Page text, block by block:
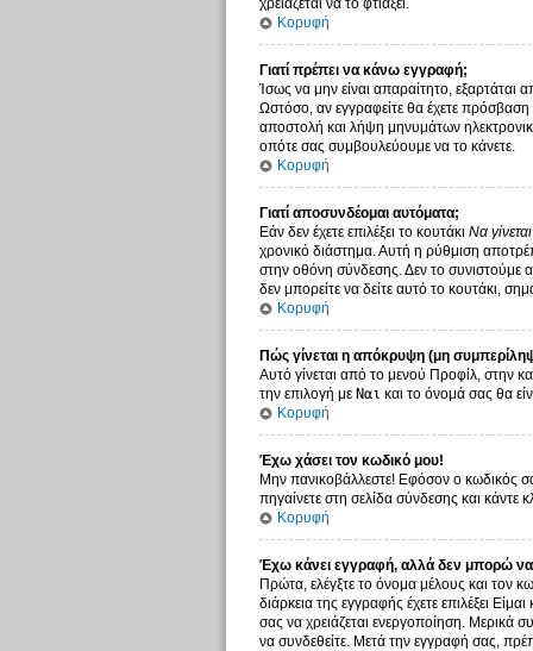
χρειάζεται να το φτιάξει.
Κορυφή
Γιατί πρέπει να κάνω εγγραφή;
Ίσως να μην είναι απαραίτητο, εξαρτάται
Ωστόσο, αν εγγραφείτε θα έχετε
αποστολή και λήψη μηνυμάτων
οπότε σας συμβουλεύουμε να το κάνετε.
Κορυφή
Γιατί αποσυνδέομαι αυτόματα;
Εάν δεν έχετε επιλέξει το κουτάκι Να
χρονικό διάστημα. Αυτή η ρύθμιση
στην οθόνη σύνδεσης. Δεν το συνιστούμε
δεν μπορείτε να δείτε αυτό το κουτάκι,
Κορυφή
Πώς γίνεται η απόκρυψη (μη
Αυτό γίνεται από το μενού Προφίλ, στην
την επιλογή με Ναι και το όνομά σας θα
Κορυφή
Έχω χάσει τον κωδικό μου!
Μην πανικοβάλλεστε! Εφόσον ο κωδικός
πηγαίνετε στη σελίδα σύνδεσης και κάντε
Κορυφή
Έχω κάνει εγγραφή, αλλά δεν μπορώ
Πρώτα, ελέγξτε το όνομα μέλους και τον
διάρκεια της εγγραφής έχετε επιλέξει
σας να χρειάζεται ενεργοποίηση. Μερικά
να συνδεθείτε. Μετά την εγγραφή σας,